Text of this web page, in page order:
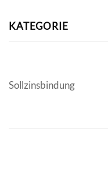
KATEGORIE
Sollzinsbindung